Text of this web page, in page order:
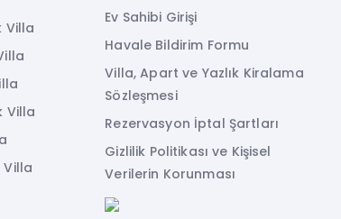
Villa
Villa
Villa
Ev Sahibi Girişi
Havale Bildirim Formu
Villa, Apart ve Yazlık Kiralama
Sözleşmesi
Rezervasyon İptal Şartları
Gizlilik Politikası ve Kişisel
Verilerin Korunması